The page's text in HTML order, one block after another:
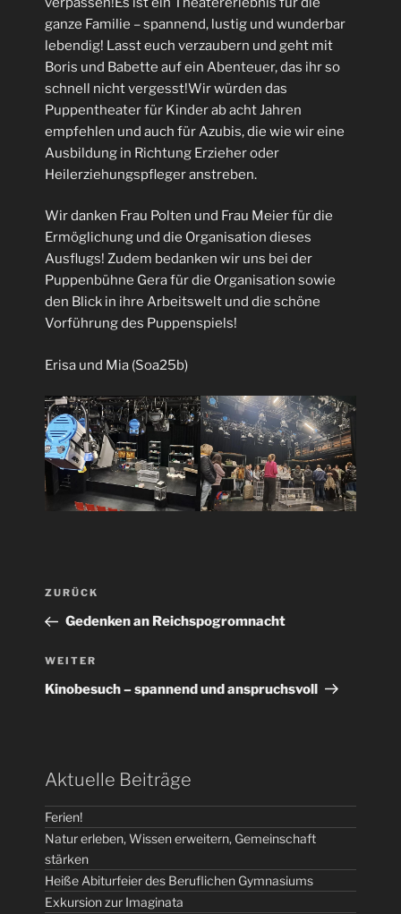
ganze Familie – spannend, lustig und wunderbar
lebendig! Lasst euch verzaubern und geht mit
Boris und Babette auf ein Abenteuer, das ihr so
schnell nicht vergesst!Wir würden das
Puppentheater für Kinder ab acht Jahren
empfehlen und auch für Azubis, die wie wir eine
Ausbildung in Richtung Erzieher oder
Heilerziehungspfleger anstreben.
Wir danken Frau Polten und Frau Meier für die
Ermöglichung und die Organisation dieses
Ausflugs! Zudem bedanken wir uns bei der
Puppenbühne Gera für die Organisation sowie
den Blick in ihre Arbeitswelt und die schöne
Vorführung des Puppenspiels!
Erisa und Mia (Soa25b)
Beitragsnavigation
Vorheriger
Beitrag
ZURÜCK
Gedenken an Reichspogromnacht
Nächster
Beitrag
WEITER
Kinobesuch – spannend und anspruchsvoll
Aktuelle Beiträge
Ferien!
Natur erleben, Wissen erweitern, Gemeinschaft
stärken
Heiße Abiturfeier des Beruflichen Gymnasiums
Exkursion zur Imaginata